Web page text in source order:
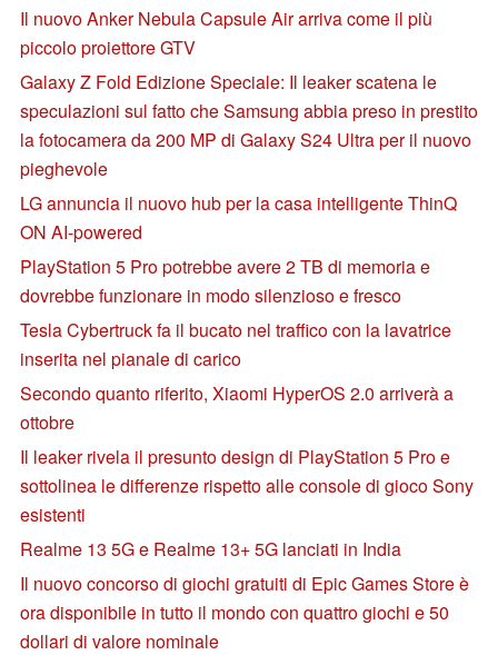
Il nuovo Anker Nebula Capsule Air arriva come il più
piccolo proiettore GTV
Galaxy Z Fold Edizione Speciale: Il leaker scatena le
speculazioni sul fatto che Samsung abbia preso in prestito
la fotocamera da 200 MP di Galaxy S24 Ultra per il nuovo
pieghevole
LG annuncia il nuovo hub per la casa intelligente ThinQ
ON AI-powered
PlayStation 5 Pro potrebbe avere 2 TB di memoria e
dovrebbe funzionare in modo silenzioso e fresco
Tesla Cybertruck fa il bucato nel traffico con la lavatrice
inserita nel pianale di carico
Secondo quanto riferito, Xiaomi HyperOS 2.0 arriverà a
ottobre
Il leaker rivela il presunto design di PlayStation 5 Pro e
sottolinea le differenze rispetto alle console di gioco Sony
esistenti
Realme 13 5G e Realme 13+ 5G lanciati in India
Il nuovo concorso di giochi gratuiti di Epic Games Store è
ora disponibile in tutto il mondo con quattro giochi e 50
dollari di valore nominale